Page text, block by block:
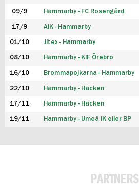
09/9 Hammarby - FC Rosengård
17/9 AIK - Hammarby
01/10 Jitex - Hammarby
08/10 Hammarby - KIF Örebro
16/10 Brommapojkarna - Hammarby
22/10 Hammarby - Häcken
17/11 Hammarby - Häcken
19/11 Hammarby - Umeå IK eller BP
PARTNERS